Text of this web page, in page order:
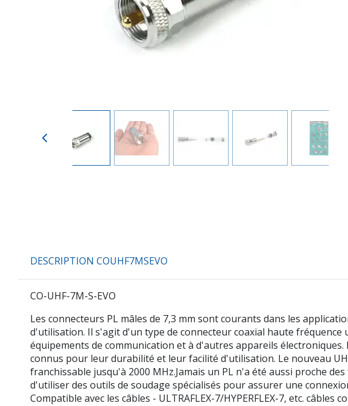
DESCRIPTION COUHF7MSEVO
CO-UHF-7M-S-EVO
Les connecteurs PL mâles de 7,3 mm sont courants dans les
d'utilisation. Il s'agit d'un type de connecteur coaxial haute
équipements de communication et à d'autres appareils
connus pour leur durabilité et leur facilité d'utilisation. Le nouveau
franchissable jusqu'à 2000 MHz.Jamais un PL n'a été aussi proche
d'utiliser des outils de soudage spécialisés pour assurer une
Compatible avec les câbles - ULTRAFLEX-7/HYPERFLEX-7, etc. câbles